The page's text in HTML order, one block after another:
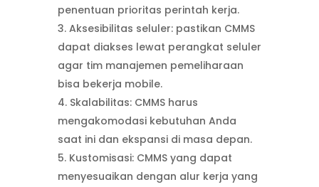
penentuan prioritas perintah kerja.
Aksesibilitas seluler: pastikan CMMS
dapat diakses lewat perangkat seluler
agar tim manajemen pemeliharaan
bisa bekerja mobile.
Skalabilitas: CMMS harus
mengakomodasi kebutuhan Anda
saat ini dan ekspansi di masa depan.
Kustomisasi: CMMS yang dapat
menyesuaikan dengan alur kerja yang